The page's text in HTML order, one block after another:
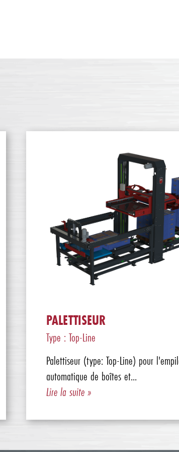
PALETTISEUR
Type : Top-Line
Palettiseur (type: Top-Line) pour
automatique de boîtes et...
Lire la suite »